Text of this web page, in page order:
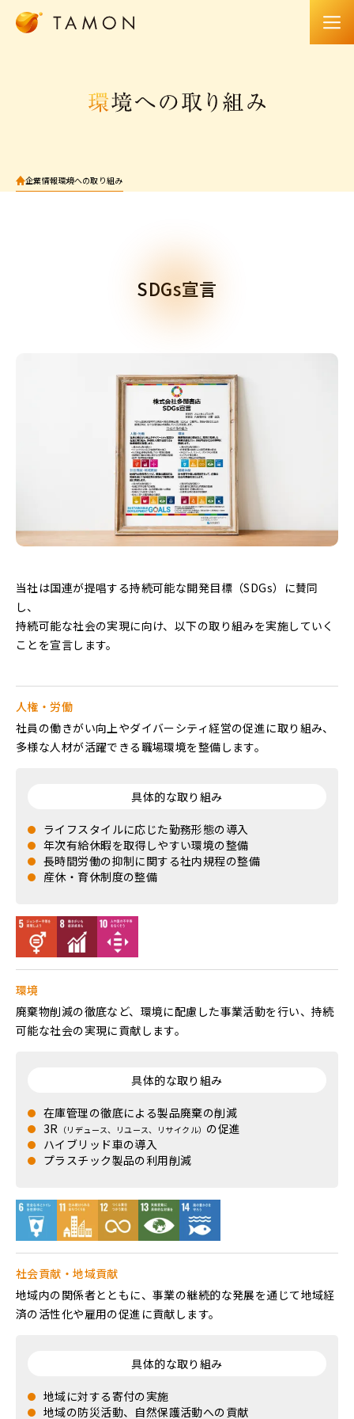
企業情報環境への取り組み
SDGs宣言
当社は国連が提唱する持続可能な開発目標（SDGs）に賛同
し、
持続可能な社会の実現に向け、以下の取り組みを実施していく
ことを宣言します。
人権・労働
社員の働きがい向上やダイバーシティ経営の促進に取り組み、
多様な人材が活躍できる職場環境を整備します。
具体的な取り組み
ライフスタイルに応じた勤務形態の導入
年次有給休暇を取得しやすい環境の整備
長時間労働の抑制に関する社内規程の整備
産休・育休制度の整備
環境
廃棄物削減の徹底など、環境に配慮した事業活動を行い、持続
可能な社会の実現に貢献します。
具体的な取り組み
在庫管理の徹底による製品廃棄の削減
3R （リデュース、リユース、リサイクル） の促進
ハイブリッド車の導入
プラスチック製品の利用削減
社会貢献・地域貢献
地域内の関係者とともに、事業の継続的な発展を通じて地域経
済の活性化や雇用の促進に貢献します。
具体的な取り組み
地域に対する寄付の実施
地域の防災活動、自然保護活動への貢献